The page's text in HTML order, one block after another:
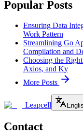
Popular Posts
Ensuring Data
Work Pattern
Streamlining Go
Compilation and
Choosing the
Axios, and Ky
More Posts
Leapcell
Contact